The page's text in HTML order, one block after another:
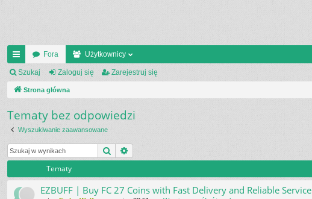
ię
ce
…
Fora Użytkownicy
Szukaj Zaloguj się Zarejestruj się
Strona główna
Tematy bez odpowiedzi
Wyszukiwanie zaawansowane
Szukaj
Tematy
EZBUFF | Buy FC 27 Coins with Fast Delivery and Reliable Service